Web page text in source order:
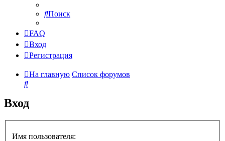
Поиск
FAQ
Вход
Регистрация
На главную Список форумов
Поиск
Вход
Имя пользователя: